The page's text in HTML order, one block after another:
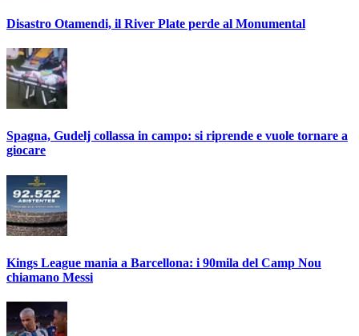
Disastro Otamendi, il River Plate perde al Monumental
Spagna, Gudelj collassa in campo: si riprende e vuole tornare a
giocare
Kings League mania a Barcellona: i 90mila del Camp Nou
chiamano Messi